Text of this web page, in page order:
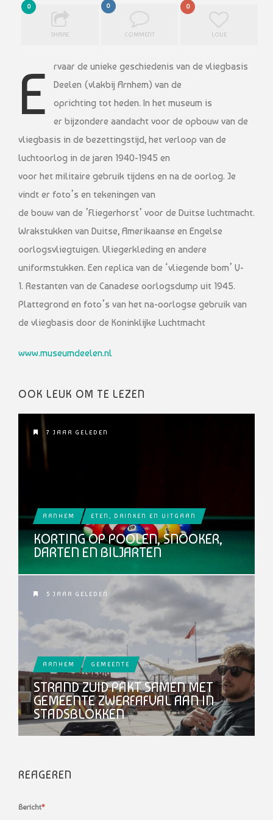
0
SHARE
0
COMMENT
0
LOVE
Ervaar de unieke geschiedenis van de vliegbasis
Deelen (vlakbij Arnhem) van de
oprichting tot heden. In het museum is
er bijzondere aandacht voor de opbouw van de
vliegbasis in de bezettingstijd, het verloop van de
luchtoorlog in de jaren 1940-1945 en
voor het militaire gebruik tijdens en na de oorlog. Je
vindt er foto’s en tekeningen van
de bouw van de ’Fliegerhorst’ voor de Duitse luchtmacht.
Wrakstukken van Duitse, Amerikaanse en Engelse
oorlogsvliegtuigen. Vliegerkleding en andere
uniformstukken. Een replica van de ‘vliegende bom’ V-
1. Restanten van de Canadese oorlogsdump uit 1945.
Plattegrond en foto’s van het na-oorlogse gebruik van
de vliegbasis door de Koninklijke Luchtmacht
www.museumdeelen.nl
OOK LEUK OM TE LEZEN
7 JAAR GELEDEN
ARNHEM ETEN, DRINKEN EN UITGAAN
KORTING OP POOLEN, SNOOKER,
DARTEN EN BILJARTEN
5 JAAR GELEDEN
ARNHEM GEMEENTE
STRAND ZUID PAKT SAMEN MET
GEMEENTE ZWERFAFVAL AAN IN
STADSBLOKKEN
REAGEREN
Bericht*